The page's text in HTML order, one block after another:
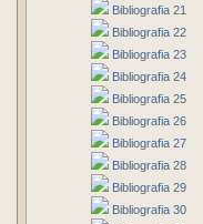
Bibliografia 21
Bibliografia 22
Bibliografia 23
Bibliografia 24
Bibliografia 25
Bibliografia 26
Bibliografia 27
Bibliografia 28
Bibliografia 29
Bibliografia 30